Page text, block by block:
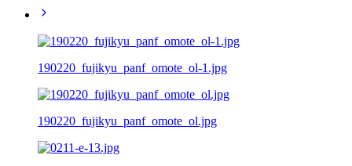
190220_fujikyu_panf_omote_ol-1.jpg
190220_fujikyu_panf_omote_ol.jpg